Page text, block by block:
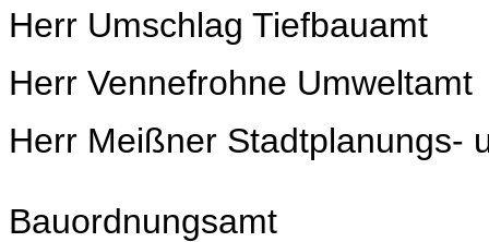
Herr Umschlag Tiefbauamt
Herr Vennefrohne Umweltamt
Herr Meißner Stadtplanungs-
Bauordnungsamt